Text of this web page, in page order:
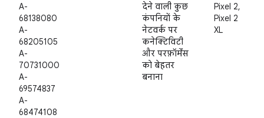
A-
68138080
A-
68205105
A-
70731000
A-
69574837
A-
68474108
देने वाली कुछ
कंपनियों के
नेटवर्क पर
कनेक्टिविटी
और परफ़ॉर्मेंस
को बेहतर
बनाना
Pixel 2,
Pixel 2
XL